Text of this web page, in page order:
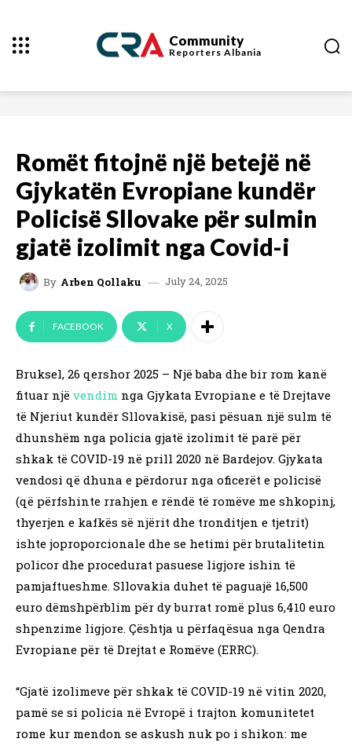
Community
Reporters Albania
Romët fitojnë një betejë në
Gjykatën Evropiane kundër
Policisë Sllovake për sulmin
gjatë izolimit nga Covid-i
By Arben Qollaku July 24, 2025
FACEBOOK X
Bruksel, 26 qershor 2025 – Një baba dhe bir rom kanë
fituar një vendim nga Gjykata Evropiane e të Drejtave
të Njeriut kundër Sllovakisë, pasi pësuan një sulm të
dhunshëm nga policia gjatë izolimit të parë për
shkak të COVID-19 në prill 2020 në Bardejov. Gjykata
vendosi që dhuna e përdorur nga oficerët e policisë
(që përfshinte rrahjen e rëndë të romëve me shkopinj,
thyerjen e kafkës së njërit dhe tronditjen e tjetrit)
ishte joproporcionale dhe se hetimi për brutalitetin
policor dhe procedurat pasuese ligjore ishin të
pamjaftueshme. Sllovakia duhet të paguajë 16,500
euro dëmshpërblim për dy burrat romë plus 6,410 euro
shpenzime ligjore. Çështja u përfaqësua nga Qendra
Evropiane për të Drejtat e Romëve (ERRC).
“Gjatë izolimeve për shkak të COVID-19 në vitin 2020,
pamë se si policia në Evropë i trajton komunitetet
rome kur mendon se askush nuk po i shikon: me